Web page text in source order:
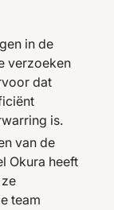
in de
verzoeken
dat
is.
van de
Okura heeft
team